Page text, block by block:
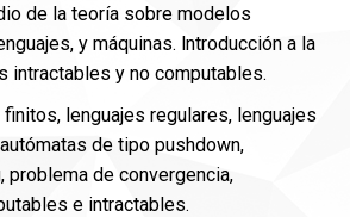
de la teoría sobre modelos
y máquinas. lntroducción a la
intractables y no computables.
finitos, lenguajes regulares, lenguajes
de tipo pushdown,
problema de convergencia,
e intractables.